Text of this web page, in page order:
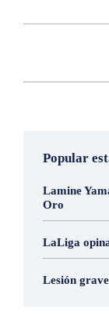
Popular
Lamine
Oro
LaLiga
Lesión